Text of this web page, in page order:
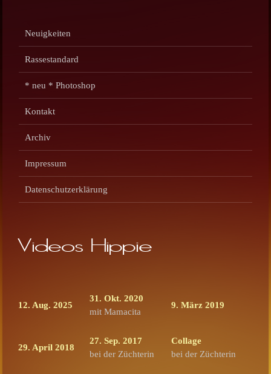
Neuigkeiten
Rassestandard
* neu * Photoshop
Kontakt
Archiv
Impressum
Datenschutzerklärung
Videos Hippie
12. Aug. 2025
31. Okt. 2020
mit Mamacita
9. März 2019
29. April 2018
27. Sep. 2017
bei der Züchterin
Collage
bei der Züchterin